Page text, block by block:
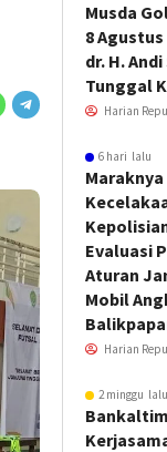
Musda
8
dr. H.
Tunggal
Harian
6 hari lalu
Evaluasi
Aturan
Mobil
Harian
2 minggu lalu